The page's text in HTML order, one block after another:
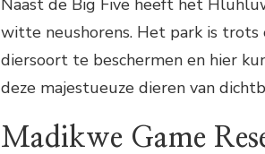
witte neushorens. Het park is
diersoort te beschermen en hier
deze majestueuze dieren van
Madikwe Game